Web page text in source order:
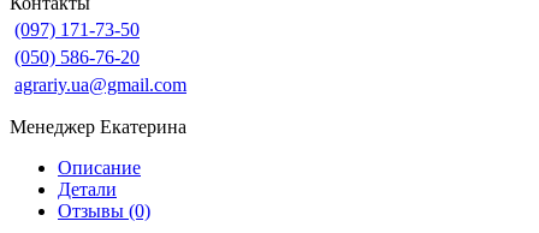
(097) 171-73-50
(050) 586-76-20
agrariy.ua@gmail.com
Менеджер Екатерина
Описание
Детали
Отзывы (0)